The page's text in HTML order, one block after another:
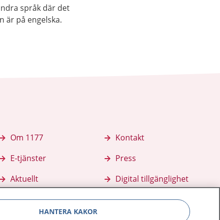
språk där det
är på engelska.
Om 1177
E-tjänster
Aktuellt
Kontakt
Press
Digital tillgänglighet
HANTERA KAKOR